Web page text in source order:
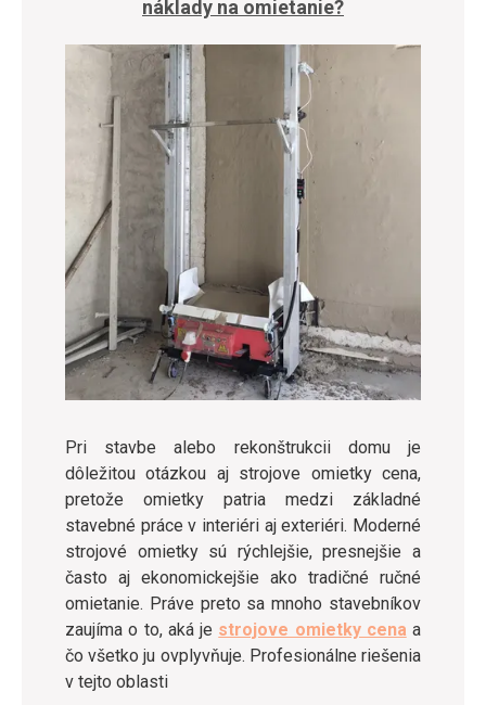
náklady na omietanie?
Pri stavbe alebo rekonštrukcii domu je
dôležitou otázkou aj strojove omietky cena,
pretože omietky patria medzi základné
stavebné práce v interiéri aj exteriéri. Moderné
strojové omietky sú rýchlejšie, presnejšie a
často aj ekonomickejšie ako tradičné ručné
omietanie. Práve preto sa mnoho stavebníkov
zaujíma o to, aká je strojove omietky cena a
čo všetko ju ovplyvňuje. Profesionálne riešenia
v tejto oblasti